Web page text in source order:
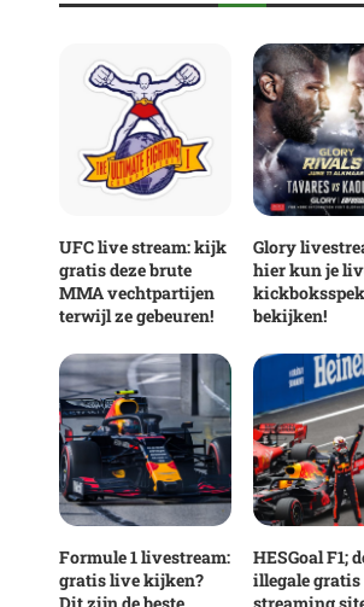
UFC live stream: kijk
gratis deze brute
MMA vechtpartijen
terwijl ze gebeuren!
Glory
hier kun je
bekijken!
Formule 1 livestream:
gratis live kijken?
HESGoal F1;
illegale gratis